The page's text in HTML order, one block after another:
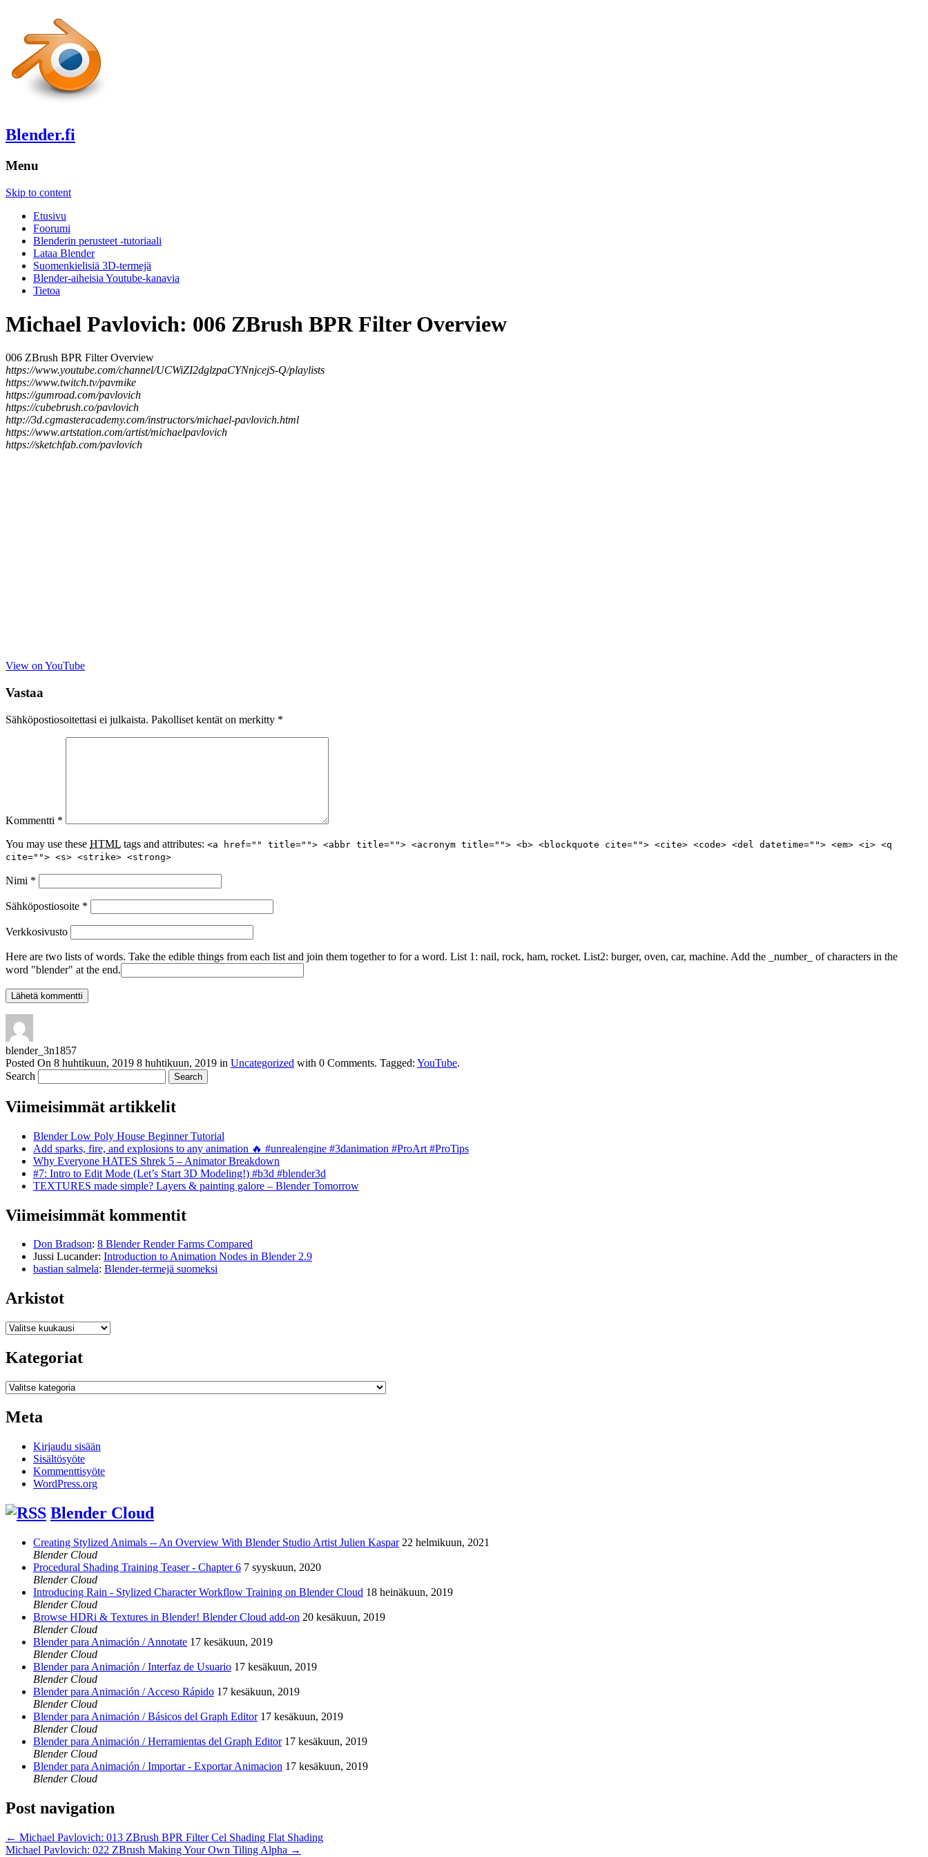
Blender.fi
Menu
Skip to content
Etusivu
Foorumi
Blenderin perusteet -tutoriaali
Lataa Blender
Suomenkielisiä 3D-termejä
Blender-aiheisia Youtube-kanavia
Tietoa
Michael Pavlovich: 006 ZBrush BPR Filter Overview
006 ZBrush BPR Filter Overview
https://www.youtube.com/channel/UCWiZI2dglzpaCYNnjcejS-Q/playlists
https://www.twitch.tv/pavmike
https://gumroad.com/pavlovich
https://cubebrush.co/pavlovich
http://3d.cgmasteracademy.com/instructors/michael-pavlovich.html
https://www.artstation.com/artist/michaelpavlovich
https://sketchfab.com/pavlovich
View on YouTube
Vastaa
Sähköpostiosoitettasi ei julkaista. Pakolliset kentät on merkitty *
Kommentti *
You may use these HTML tags and attributes: <a href="" title=""> <abbr title=""> <acronym title=""> <b> <blockquote cite=""> <cite> <code> <del datetime=""> <em> <i> <q
cite=""> <s> <strike> <strong>
Nimi *
Sähköpostiosoite *
Verkkosivusto
Here are two lists of words. Take the edible things from each list and join them together to for a word. List 1: nail, rock, ham, rocket. List2: burger, oven, car, machine. Add the _number_ of characters in the
word "blender" at the end.
blender_3n1857
Posted On 8 huhtikuun, 2019 8 huhtikuun, 2019 in Uncategorized with 0 Comments. Tagged: YouTube.
Search
Viimeisimmät artikkelit
Blender Low Poly House Beginner Tutorial
Add sparks, fire, and explosions to any animation 🔥 #unrealengine #3danimation #ProArt #ProTips
Why Everyone HATES Shrek 5 – Animator Breakdown
#7: Intro to Edit Mode (Let’s Start 3D Modeling!) #b3d #blender3d
TEXTURES made simple? Layers & painting galore – Blender Tomorrow
Viimeisimmät kommentit
Don Bradson: 8 Blender Render Farms Compared
Jussi Lucander: Introduction to Animation Nodes in Blender 2.9
bastian salmela: Blender-termejä suomeksi
Arkistot
Arkistot
Kategoriat
Kategoriat
Meta
Kirjaudu sisään
Sisältösyöte
Kommenttisyöte
WordPress.org
Blender Cloud
Creating Stylized Animals -- An Overview With Blender Studio Artist Julien Kaspar 22 helmikuun, 2021
Blender Cloud
Procedural Shading Training Teaser - Chapter 6 7 syyskuun, 2020
Blender Cloud
Introducing Rain - Stylized Character Workflow Training on Blender Cloud 18 heinäkuun, 2019
Blender Cloud
Browse HDRi & Textures in Blender! Blender Cloud add-on 20 kesäkuun, 2019
Blender Cloud
Blender para Animación / Annotate 17 kesäkuun, 2019
Blender Cloud
Blender para Animación / Interfaz de Usuario 17 kesäkuun, 2019
Blender Cloud
Blender para Animación / Acceso Rápido 17 kesäkuun, 2019
Blender Cloud
Blender para Animación / Básicos del Graph Editor 17 kesäkuun, 2019
Blender Cloud
Blender para Animación / Herramientas del Graph Editor 17 kesäkuun, 2019
Blender Cloud
Blender para Animación / Importar - Exportar Animacion 17 kesäkuun, 2019
Blender Cloud
Post navigation
← Michael Pavlovich: 013 ZBrush BPR Filter Cel Shading Flat Shading
Michael Pavlovich: 022 ZBrush Making Your Own Tiling Alpha →